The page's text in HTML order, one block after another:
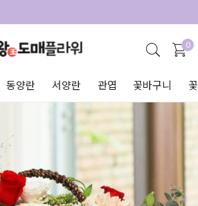
0
동양란 서양란 관엽 꽃바구니